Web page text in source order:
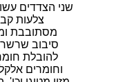
צלעות
מסתובבת
סיבוב
להובלת
וחומרים